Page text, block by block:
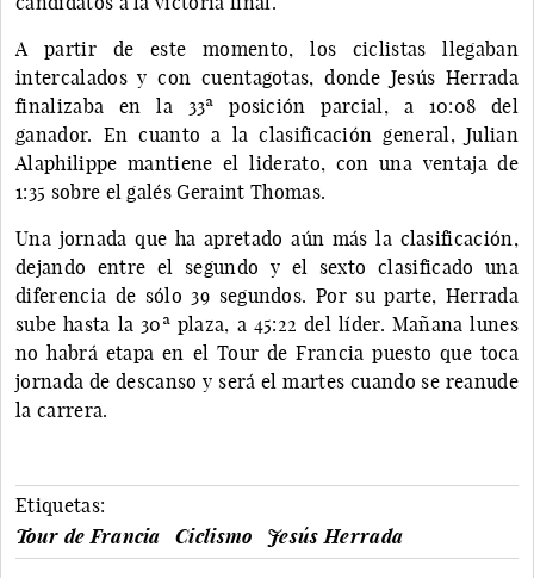
A partir de este momento, los ciclistas llegaban
intercalados y con cuentagotas, donde Jesús Herrada
finalizaba en la 33ª posición parcial, a 10:08 del
ganador. En cuanto a la clasificación general, Julian
Alaphilippe mantiene el liderato, con una ventaja de
1:35 sobre el galés Geraint Thomas.
Una jornada que ha apretado aún más la clasificación,
dejando entre el segundo y el sexto clasificado una
diferencia de sólo 39 segundos. Por su parte, Herrada
sube hasta la 30ª plaza, a 45:22 del líder. Mañana lunes
no habrá etapa en el Tour de Francia puesto que toca
jornada de descanso y será el martes cuando se reanude
la carrera.
Etiquetas:
Tour de Francia
Ciclismo Jesús Herrada